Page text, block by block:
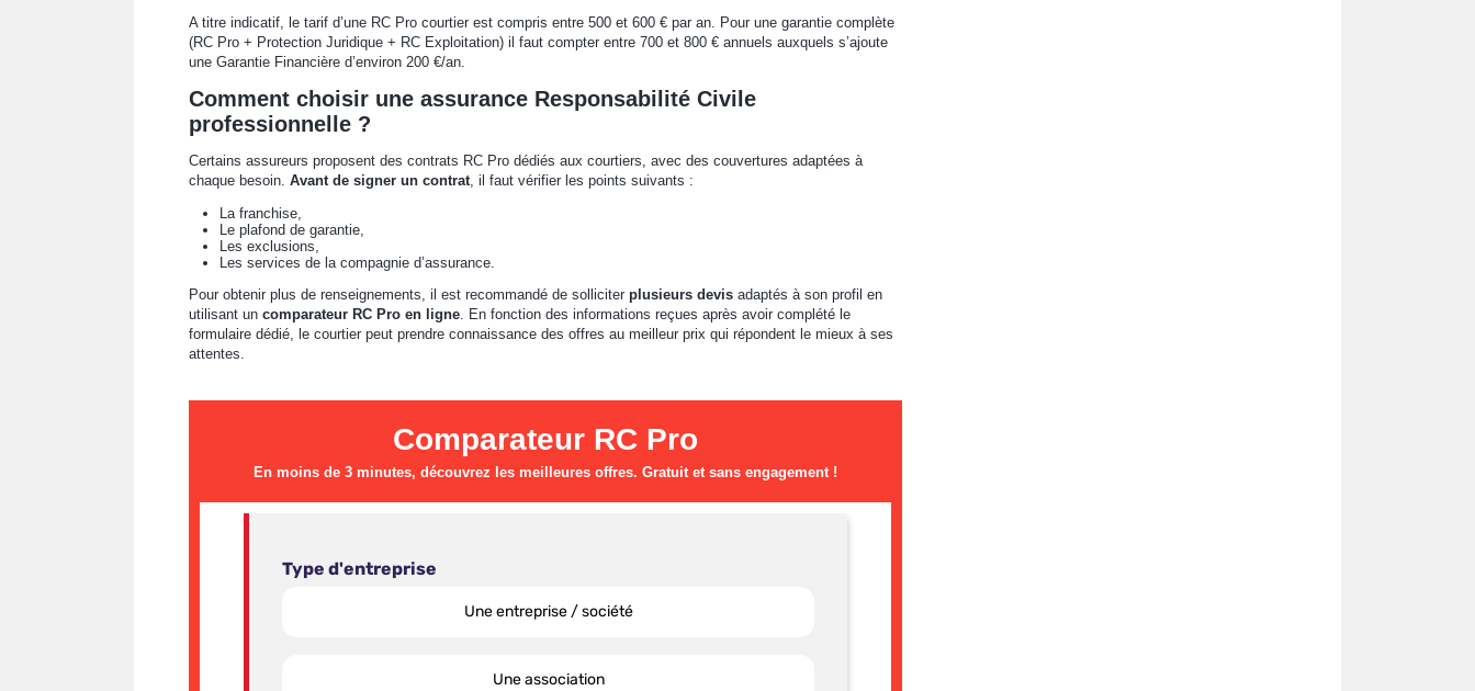
A titre indicatif, le tarif d’une RC Pro courtier est compris entre 500 et 600 € par an. Pour une garantie complète
(RC Pro + Protection Juridique + RC Exploitation) il faut compter entre 700 et 800 € annuels auxquels s’ajoute
une Garantie Financière d’environ 200 €/an.
Comment choisir une assurance Responsabilité Civile
professionnelle ?
Certains assureurs proposent des contrats RC Pro dédiés aux courtiers, avec des couvertures adaptées à
chaque besoin. Avant de signer un contrat, il faut vérifier les points suivants :
La franchise,
Le plafond de garantie,
Les exclusions,
Les services de la compagnie d’assurance.
Pour obtenir plus de renseignements, il est recommandé de solliciter plusieurs devis adaptés à son profil en
utilisant un comparateur RC Pro en ligne. En fonction des informations reçues après avoir complété le
formulaire dédié, le courtier peut prendre connaissance des offres au meilleur prix qui répondent le mieux à ses
attentes.
Comparateur RC Pro
En moins de 3 minutes, découvrez les meilleures offres. Gratuit et sans engagement !